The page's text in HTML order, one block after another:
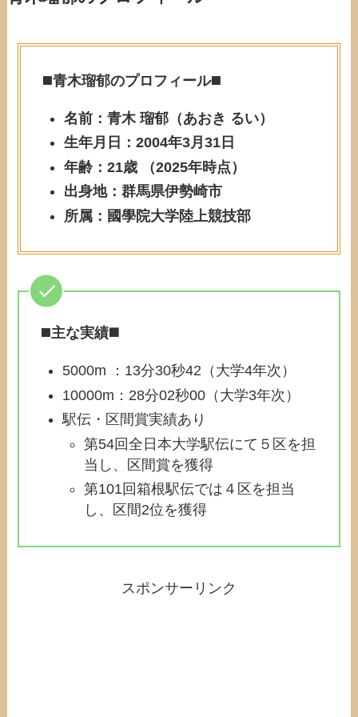
◼️青木瑠郁のプロフィール◼️
名前：青木 瑠郁（あおき るい）
生年月日：2004年3月31日
年齢：21歳 （2025年時点）
出身地：群馬県伊勢崎市
所属：國學院大学陸上競技部
◼️主な実績◼️
5000m ：13分30秒42（大学4年次）
10000m：28分02秒00（大学3年次）
駅伝・区間賞実績あり
第54回全日本大学駅伝にて５区を担
当し、区間賞を獲得
第101回箱根駅伝では４区を担当
し、区間2位を獲得
スポンサーリンク